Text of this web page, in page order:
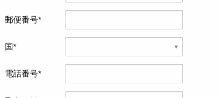
郵便番号
国
電話番号